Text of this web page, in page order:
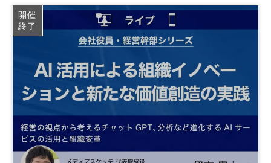
人工知能 キャリア コンサルティング 働き方
参加無料
開催
終了